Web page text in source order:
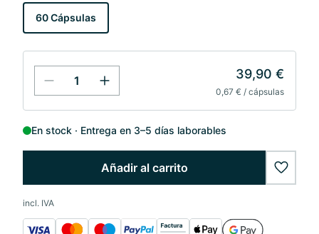
60 Cápsulas
39,90 €
0,67 € / cápsulas
En stock Entrega en 3–5 días laborables
Añadir al carrito
incl. IVA